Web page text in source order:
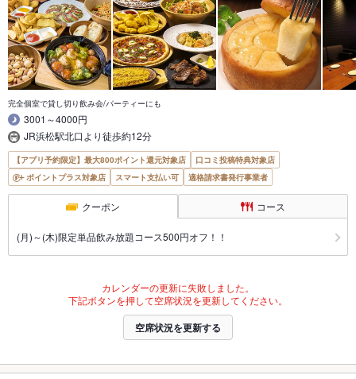
完全個室で貸し切り飲み会/パーティーにも
3001～4000円
JR浜松駅北口より徒歩約12分
【アプリ予約限定】最大800ポイント還元対象店
口コミ投稿特典対象店
ポイントプラス対象店
スマート支払い可 適格請求書発行事業者
クーポン コース
(月)～(木)限定単品飲み放題コース500円オフ！！
カレンダーの更新に失敗しました。
下記ボタンを押して空席状況を更新してください。
空席状況を更新する